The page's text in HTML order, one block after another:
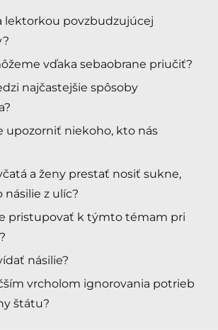
lektorkou povzbudzujúcej
vďaka sebaobrane priučiť?
najčastejšie spôsoby
upozorniť niekoho, kto nás
a ženy prestať nosiť sukne,
násilie z ulíc?
pristupovať k týmto témam pri
násilie?
vrcholom ignorovania potrieb
štátu?